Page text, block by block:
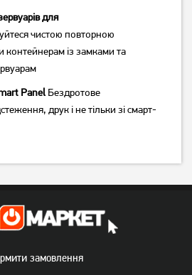
БФП Canon Pixma G3410
8 599грн
для
чистою повторною
контейнерам із замками та
Panel Бездротове
друк і не тільки зі смарт-
замовлення